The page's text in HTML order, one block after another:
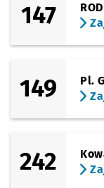
147
149
Pl.
242